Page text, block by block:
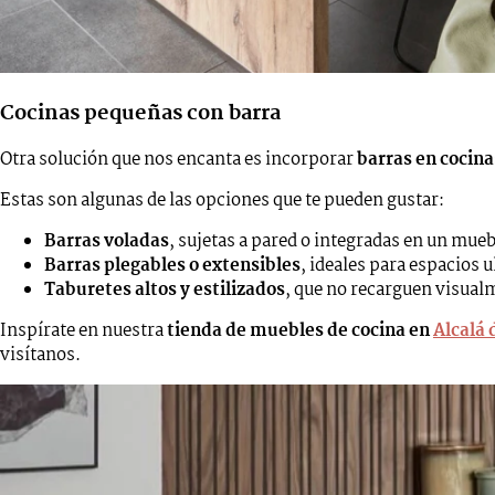
Cocinas pequeñas con barra
Otra solución que nos encanta es incorporarbarras en
Estas son algunas de las opciones que te pueden gustar:
Barras voladas, sujetas a pared o integradas en un
Barras plegables o extensibles, ideales para espacios
Taburetes altos y estilizados, que no recarguen
Inspírate en nuestratienda de muebles de cocina enAlcalá
visítanos.